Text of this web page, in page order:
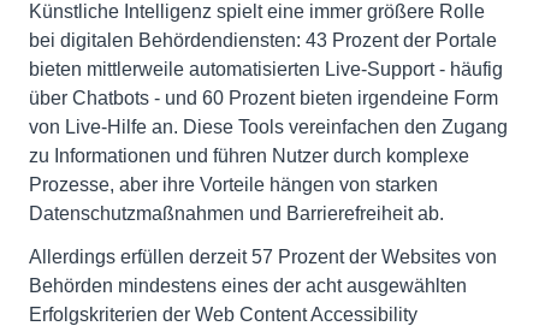
Künstliche Intelligenz spielt eine immer größere Rolle
bei digitalen Behördendiensten: 43 Prozent der Portale
bieten mittlerweile automatisierten Live-Support - häufig
über Chatbots - und 60 Prozent bieten irgendeine Form
von Live-Hilfe an. Diese Tools vereinfachen den Zugang
zu Informationen und führen Nutzer durch komplexe
Prozesse, aber ihre Vorteile hängen von starken
Datenschutzmaßnahmen und Barrierefreiheit ab.
Allerdings erfüllen derzeit 57 Prozent der Websites von
Behörden mindestens eines der acht ausgewählten
Erfolgskriterien der Web Content Accessibility